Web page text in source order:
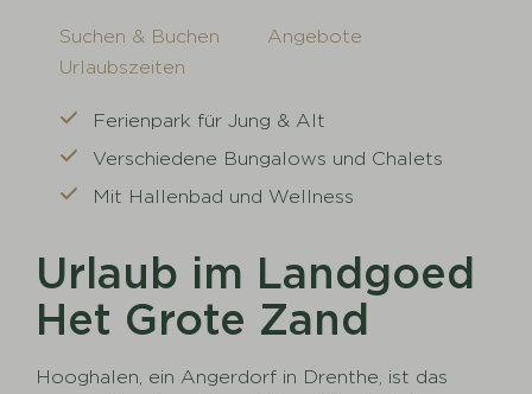
Suchen & Buchen
Angebote
Urlaubszeiten
Ferienpark für Jung & Alt
Verschiedene Bungalows und Chalets
Mit Hallenbad und Wellness
Urlaub im Landgoed
Het Grote Zand
Hooghalen, ein Angerdorf in Drenthe, ist das